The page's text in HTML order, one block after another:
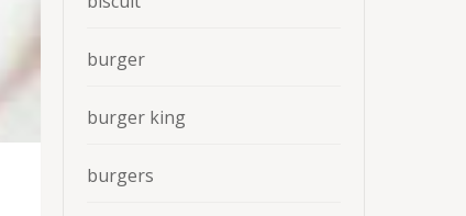
burger
burger king
burgers